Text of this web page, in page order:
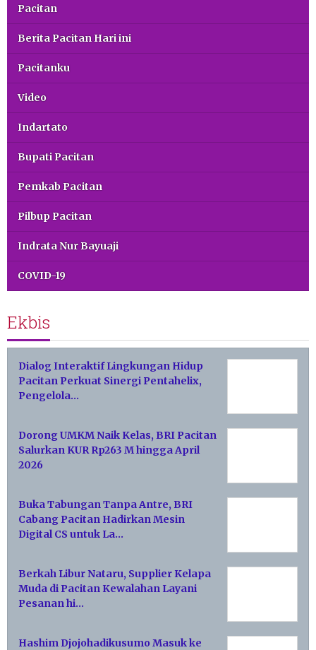
Pacitan
Berita Pacitan Hari ini
Pacitanku
Video
Indartato
Bupati Pacitan
Pemkab Pacitan
Pilbup Pacitan
Indrata Nur Bayuaji
COVID-19
Ekbis
Dialog Interaktif Lingkungan Hidup
Pacitan Perkuat Sinergi Pentahelix,
Pengelola…
Dorong UMKM Naik Kelas, BRI Pacitan
Salurkan KUR Rp263 M hingga April
2026
Buka Tabungan Tanpa Antre, BRI
Cabang Pacitan Hadirkan Mesin
Digital CS untuk La…
Berkah Libur Nataru, Supplier Kelapa
Muda di Pacitan Kewalahan Layani
Pesanan hi…
Hashim Djojohadikusumo Masuk ke